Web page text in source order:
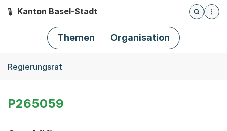
Hauptnavigation
Kanton Basel-Stadt
Öffnet
Themen Organisation
Regierungsrat
P265059